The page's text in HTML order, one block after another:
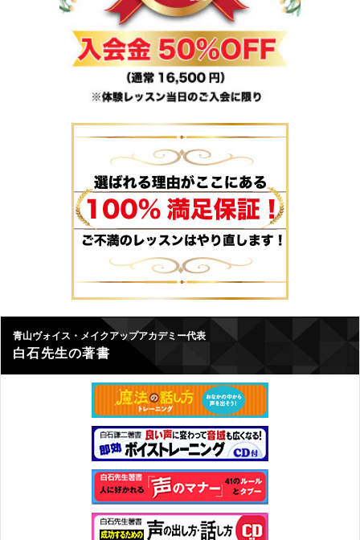
青山ヴォイス・メイクアップアカデミー代表
白石先生の著書